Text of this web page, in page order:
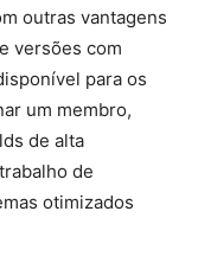
outras vantagens
versões com
para os
um membro,
de alta
de
otimizados